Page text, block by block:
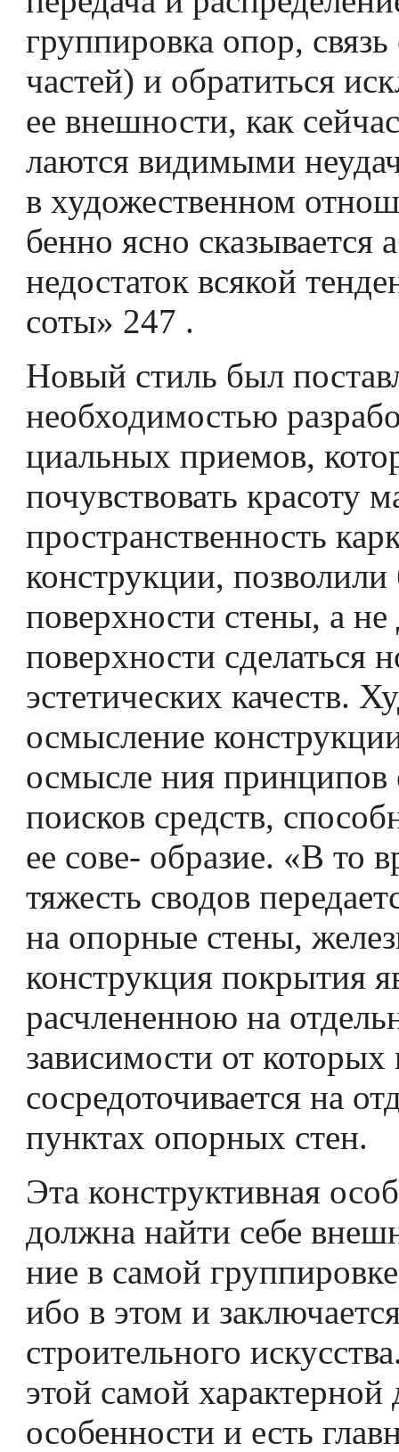
группировка опор,
частей) и обратиться
ее внешности, как
лаются видимыми
в художественном
бенно ясно сказывается
недостаток всякой
соты» 247 .
Новый стиль был
необходимостью
циальных приемов,
почувствовать красоту
пространственность
конструкции,
поверхности стены, а не
поверхности сделаться
эстетических качеств.
осмысление
осмысле­ ния принципов
поисков средств,
ее сове- образие. «В то
тяжесть сводов
на опор­ные стены,
конструкция покрытия
расчлененною на
зависимости от которых
сосредоточивается на
пунктах опорных стен.
Эта конструктивная
должна найти себе
ние в самой
ибо в этом и
строительного
этой самой характерной
особенности и есть